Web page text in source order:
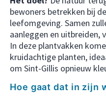
bewoners betrekken bij
leefomgeving. Samen
aanleggen en uitbreiden,
In deze plantvakken
kruidachtige planten,
om Sint-Gillis opnieuw
Hoe gaat dat in zijn